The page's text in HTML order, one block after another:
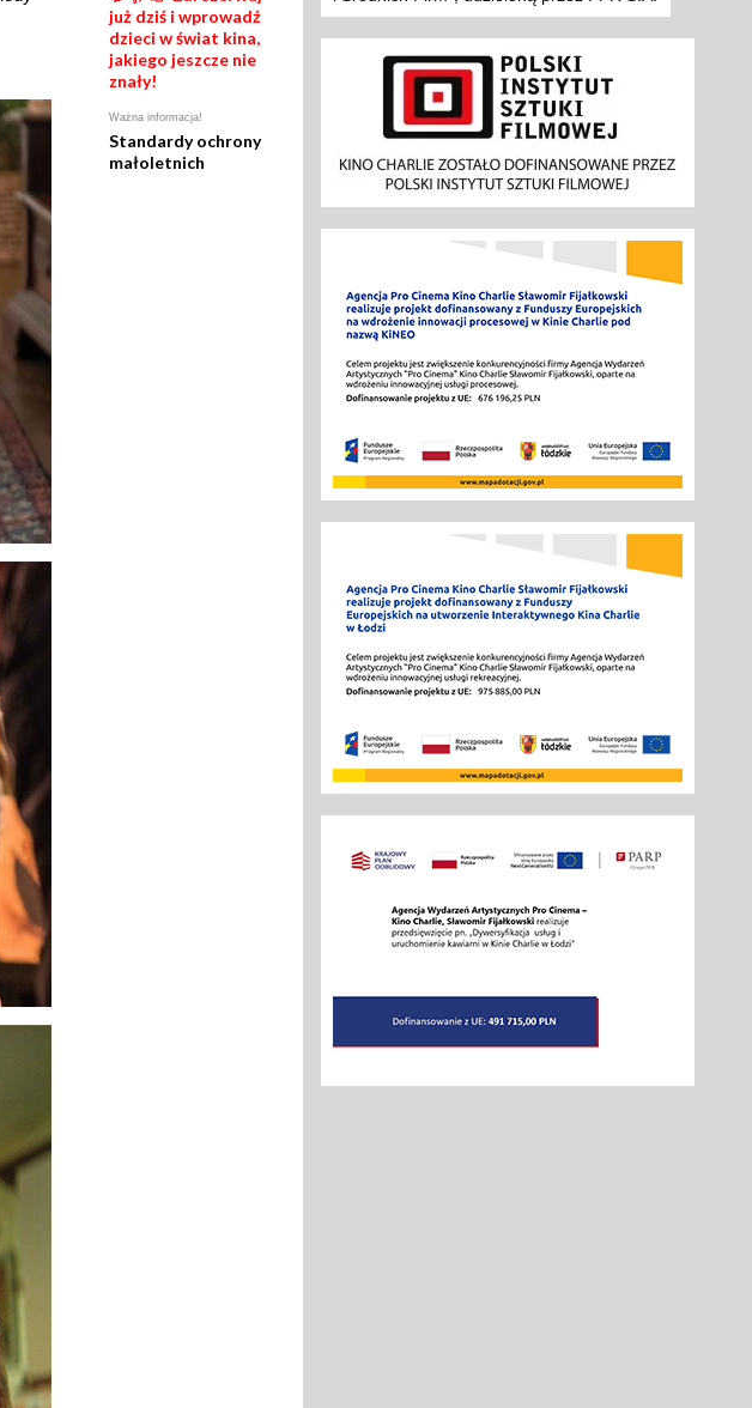
już dziś i wprowadź
dzieci w świat kina,
jakiego jeszcze nie
znały!
Ważna informacja!
Standardy ochrony
małoletnich